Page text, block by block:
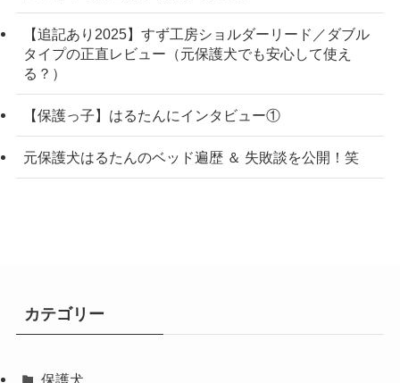
【追記あり2025】すず工房ショルダーリード／ダブル
タイプの正直レビュー（元保護犬でも安心して使え
る？）
【保護っ子】はるたんにインタビュー①
元保護犬はるたんのベッド遍歴 ＆ 失敗談を公開！笑
カテゴリー
保護犬